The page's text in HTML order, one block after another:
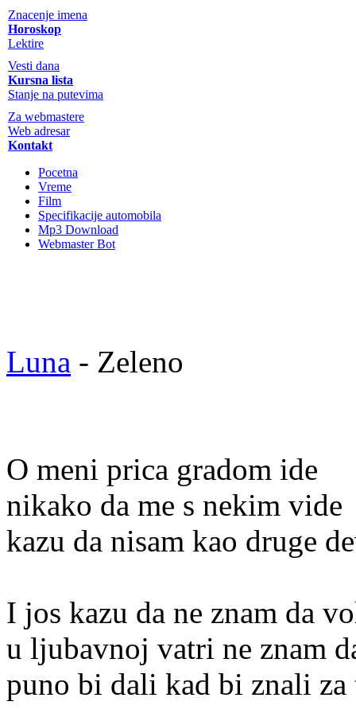
Znacenje imena
Horoskop
Lektire
Vesti dana
Kursna lista
Stanje na putevima
Za webmastere
Web adresar
Kontakt
Pocetna
Vreme
Film
Specifikacije automobila
Mp3 Download
Webmaster Bot
Luna - Zeleno
O meni prica gradom ide
nikako da me s nekim vide
kazu da nisam kao druge
I jos kazu da ne znam da
u ljubavnoj vatri ne znam
puno bi dali kad bi znali za